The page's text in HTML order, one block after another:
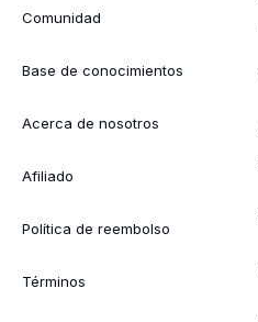
Comunidad
Base de conocimientos
Acerca de nosotros
Afiliado
Política de reembolso
Términos